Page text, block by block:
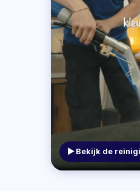
▶ Bekijk de